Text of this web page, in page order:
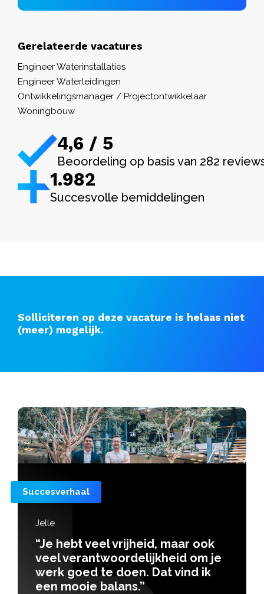
Gerelateerde vacatures
Engineer Waterinstallaties
Engineer Waterleidingen
Ontwikkelingsmanager / Projectontwikkelaar
Woningbouw
4,6 / 5
Beoordeling op basis van 282
1.982
Succesvolle bemiddelingen
Solliciteren op deze vacature is helaas niet
(meer) mogelijk.
Succesverhaal
Jelle
“Je hebt veel vrijheid, maar ook
veel verantwoordelijkheid om je
werk goed te doen. Dat vind ik
een mooie balans.”